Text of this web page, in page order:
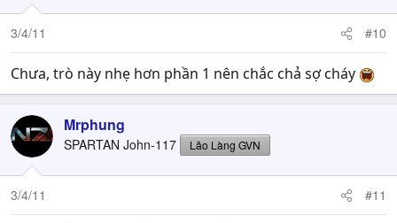
3/4/11 #10
Chưa, trò này nhẹ hơn phần 1 nên chắc chả sợ cháy
Mrphung
SPARTAN John-117 Lão Làng GVN
3/4/11 #11